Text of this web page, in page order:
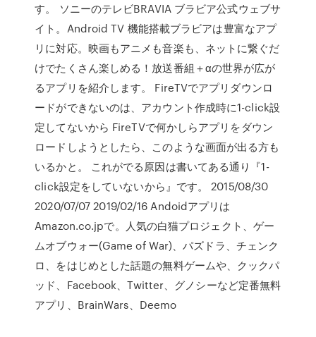
す。 ソニーのテレビBRAVIA ブラビア公式ウェブサ
イト。Android TV 機能搭載ブラビアは豊富なアプ
リに対応。映画もアニメも音楽も、ネットに繋ぐだ
けでたくさん楽しめる！放送番組＋αの世界が広が
るアプリを紹介します。 FireTVでアプリダウンロ
ードができないのは、アカウント作成時に1-click設
定してないから FireTVで何かしらアプリをダウン
ロードしようとしたら、このような画面が出る方も
いるかと。 これがでる原因は書いてある通り『1-
click設定をしていないから』です。 2015/08/30
2020/07/07 2019/02/16 Andoidアプリは
Amazon.co.jpで。人気の白猫プロジェクト、ゲー
ムオブウォー(Game of War)、パズドラ、チェンク
ロ、をはじめとした話題の無料ゲームや、クックパ
ッド、Facebook、Twitter、グノシーなど定番無料
アプリ、BrainWars、Deemo